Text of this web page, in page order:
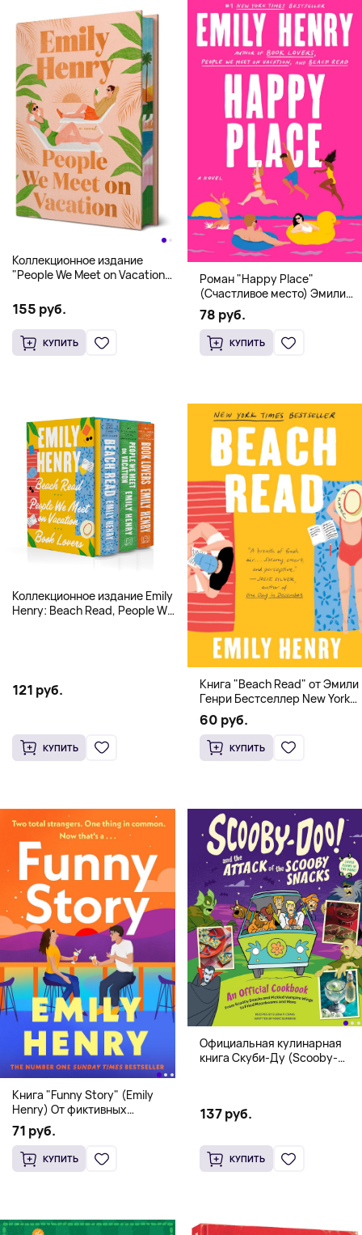
Коллекционное издание
"People We Meet on Vacation"
Hardcover
155 руб.
КУПИТЬ
Роман "Happy Place"
(Счастливое место) Эмили
Генри | Твердый переплет
78 руб.
КУПИТЬ
Коллекционное издание Emily
Henry: Beach Read, People We
121 руб.
КУПИТЬ
Книга "Beach Read" от Эмили
Генри Бестселлер New York
Times
60 руб.
КУПИТЬ
Книга "Funny Story" (Emily
Henry) От фиктивных
свиданий к реальной любви
71 руб.
КУПИТЬ
Официальная кулинарная
книга Скуби-Ду (Scooby-
137 руб.
КУПИТЬ